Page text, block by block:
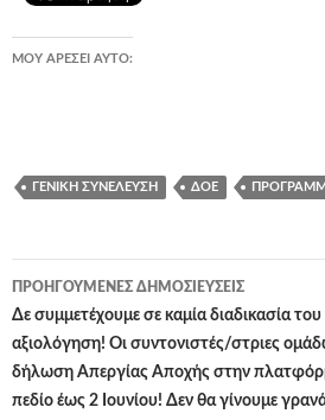
ΜΟΥ ΑΡΈΣΕΙ ΑΥΤΌ:
ΓΕΝΙΚΉ ΣΥΝΈΛΕΥΣΗ ΔΟΕ
Πλοήγηση
άρθρων
ΠΡΟΗΓΟΎΜΕΝΕΣ ΔΗΜΟΣΙΕΎΣΕΙΣ
Δε συμμετέχουμε σε καμία διαδικασία
αξιολόγηση! Οι συντονιστές/στριες
δήλωση Απεργίας Αποχής στην
πεδίο έως 2 Ιουνίου! Δεν θα γίνουμε